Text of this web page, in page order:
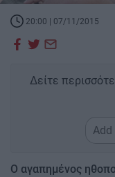
20:00 | 07/11/2015
Δείτε
Add
Ο αγαπημένος